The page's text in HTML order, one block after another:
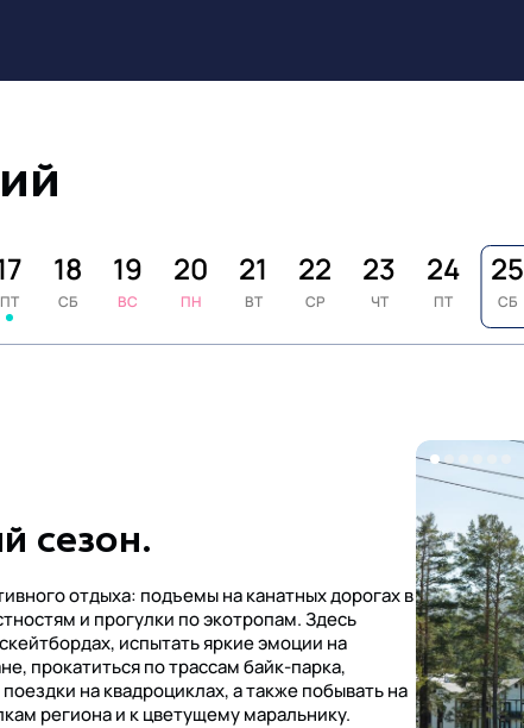
ПТ
18
СБ
19
ВС
20
ПН
21
ВТ
22
СР
23
ЧТ
24
ПТ
25
СБ
сезон.
отдыха: подъемы на канатных дорогах в
и прогулки по экотропам. Здесь
испытать яркие эмоции на
прокатиться по трассам байк-парка,
на квадроциклах, а также побывать на
региона и к цветущему маральнику.